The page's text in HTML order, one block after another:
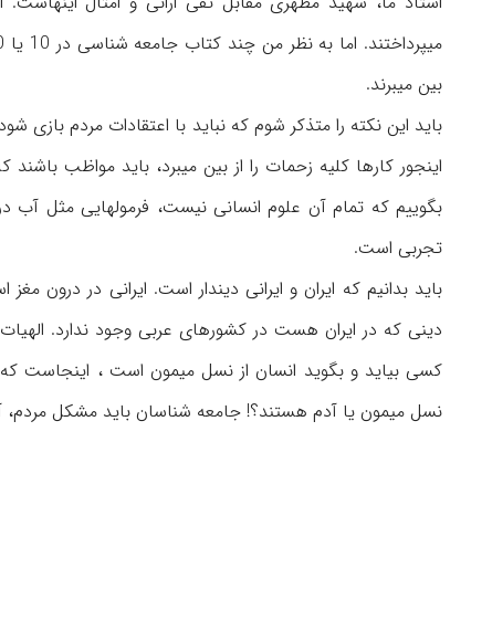
بین میبرند.
باید این نکته را متذکر شوم که نباید با اعتقادات مردم
اینجور کارها کلیه زحمات را از بین میبرد، باید مواظب
تجربی است.
باید بدانیم که ایران و ایرانی دیندار است. ایرانی در درون
دینی که در ایران هست در کشورهای عربی وجود ندارد.
کسی بیاید و بگوید انسان از نسل میمون است ، اینجاست
نسل میمون یا آدم هستند؟! جامعه شناسان باید مشکل مردم،